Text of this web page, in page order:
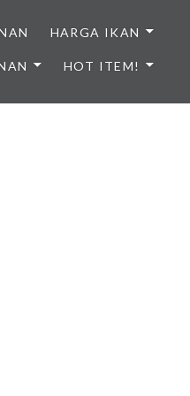
HARGA IKAN
HOT ITEM!